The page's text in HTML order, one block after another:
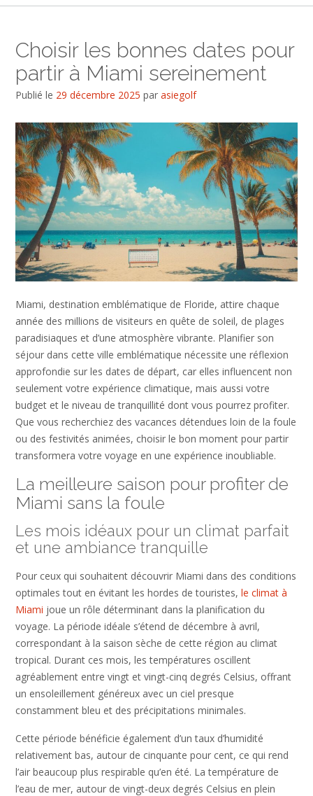
Choisir les bonnes dates pour
partir à Miami sereinement
Publié le 29 décembre 2025 par asiegolf
Miami, destination emblématique de Floride, attire chaque
année des millions de visiteurs en quête de soleil, de plages
paradisiaques et d’une atmosphère vibrante. Planifier son
séjour dans cette ville emblématique nécessite une réflexion
approfondie sur les dates de départ, car elles influencent non
seulement votre expérience climatique, mais aussi votre
budget et le niveau de tranquillité dont vous pourrez profiter.
Que vous recherchiez des vacances détendues loin de la foule
ou des festivités animées, choisir le bon moment pour partir
transformera votre voyage en une expérience inoubliable.
La meilleure saison pour profiter de
Miami sans la foule
Les mois idéaux pour un climat parfait
et une ambiance tranquille
Pour ceux qui souhaitent découvrir Miami dans des conditions
optimales tout en évitant les hordes de touristes, le climat à
Miami joue un rôle déterminant dans la planification du
voyage. La période idéale s’étend de décembre à avril,
correspondant à la saison sèche de cette région au climat
tropical. Durant ces mois, les températures oscillent
agréablement entre vingt et vingt-cinq degrés Celsius, offrant
un ensoleillement généreux avec un ciel presque
constamment bleu et des précipitations minimales.
Cette période bénéficie également d’un taux d’humidité
relativement bas, autour de cinquante pour cent, ce qui rend
l’air beaucoup plus respirable qu’en été. La température de
l’eau de mer, autour de vingt-deux degrés Celsius en plein